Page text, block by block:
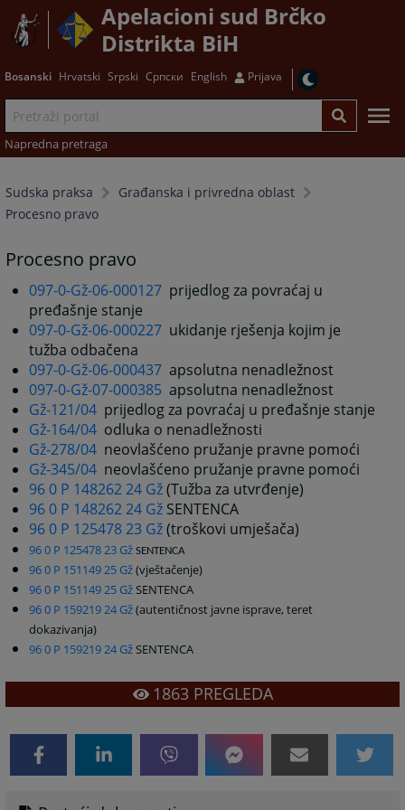
Apelacioni sud Brčko
Distrikta BiH
Bosanski Hrvatski Srpski Српски English Prijava
Napredna pretraga
Sudska praksa
Građanska i privredna oblast
Procesno pravo
Procesno pravo
097-0-Gž-06-000127prijedlog za povraćaj u
pređašnje stanje
097-0-Gž-06-000227ukidanje rješenja kojim je
tužba odbačena
097-0-Gž-06-000437apsolutna nenadležnost
097-0-Gž-07-000385apsolutna nenadležnost
Gž-121/04prijedlog za povraćaj u pređašnje stanje
Gž-164/04odluka o nenadležnosti
Gž-278/04neovlašćeno pružanje pravne pomoći
Gž-345/04neovlašćeno pružanje pravne pomoći
96 0 P 148262 24 Gž(Tužba za utvrđenje)
96 0 P 148262 24 GžSENTENCA
96 0 P 125478 23 Gž(troškovi umješača)
96 0 P 125478 23 GžSENTENCA
96 0 P 151149 25 Gž(vještačenje)
96 0 P 151149 25 GžSENTENCA
96 0 P 159219 24 Gž(autentičnost javne isprave, teret
dokazivanja)
96 0 P 159219 24 GžSENTENCA
1863PREGLEDA